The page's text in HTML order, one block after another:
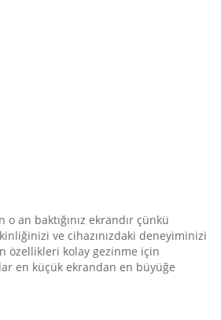
an baktığınız ekrandır çünkü
ve cihazınızdaki deneyiminizi
özellikleri kolay gezinme için
en küçük ekrandan en büyüğe